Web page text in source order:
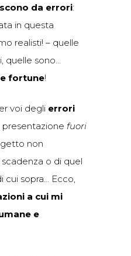
da errori:
in questa
realisti! – quelle
quelle sono…
fortune!
voi degli errori
presentazione fuori
non
o di quel
cui sopra… Ecco,
a cui mi
e